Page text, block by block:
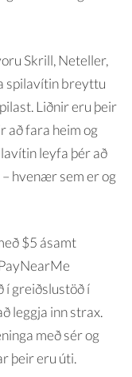
Skrill, Neteller,
spilavítin breyttu
Liðnir eru þeir
að fara heim og
leyfa þér að
hvenær sem er og
$5 ásamt
í greiðslustöð í
leggja inn strax.
með sér og
þeir eru úti.